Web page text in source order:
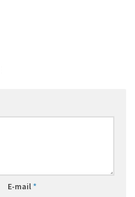
E-mail *